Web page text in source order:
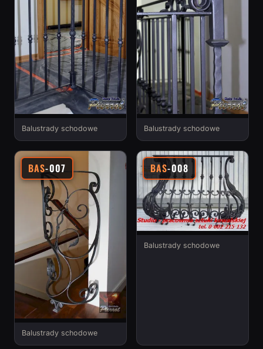
Balustrady schodowe Balustrady schodowe
BAS-007
Balustrady schodowe
BAS-008
Balustrady schodowe